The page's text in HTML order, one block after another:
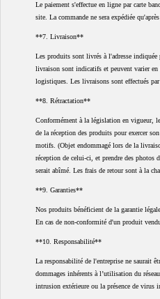
Le paiement s'effectue en ligne par carte
site. La commande ne sera expédiée
**7. Livraison**
Les produits sont livrés à l'adresse
livraison sont indicatifs et peuvent varier
logistiques. Les livraisons sont effectués
**8. Rétractation**
Conformément à la législation en vigueur,
de la réception des produits pour exercer
motifs. (Objet endommagé lors de la
réception de celui-ci, et prendre des photos
serait abîmé. Les frais de retour sont à la
**9. Garanties**
Nos produits bénéficient de la garantie
En cas de non-conformité d'un produit
**10. Responsabilité**
La responsabilité de l'entreprise ne saurait
dommages inhérents à l’utilisation du
intrusion extérieure ou la présence de virus